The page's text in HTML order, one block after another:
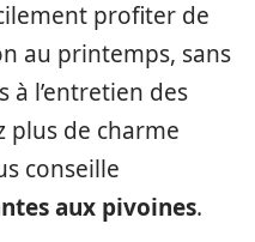
profiter de
au printemps, sans
à l’entretien des
plus de charme
conseille
aux pivoines.